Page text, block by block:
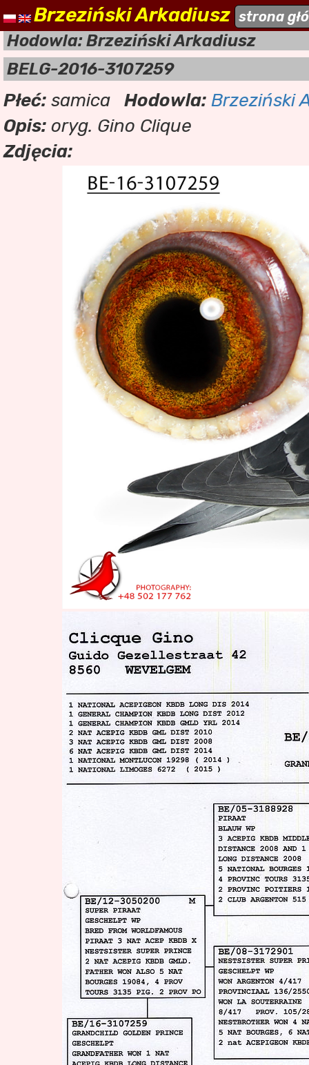
naszehodowle.pl
Brzeziński Arkadiusz strona
Hodowla: Brzeziński Arkadiusz
BELG-2016-3107259
Płeć: samica Hodowla: Brzeziński
Opis: oryg. Gino Clique
Zdjęcia: